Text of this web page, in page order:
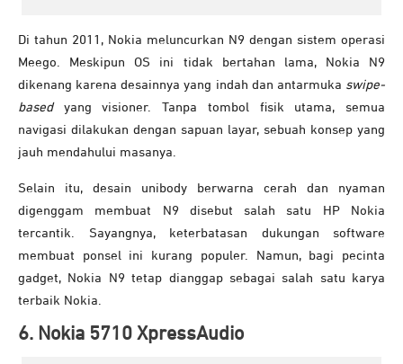
Di tahun 2011, Nokia meluncurkan N9 dengan sistem operasi
Meego. Meskipun OS ini tidak bertahan lama, Nokia N9
dikenang karena desainnya yang indah dan antarmuka swipe-
basedyang visioner. Tanpa tombol fisik utama, semua
navigasi dilakukan dengan sapuan layar, sebuah konsep yang
jauh mendahului masanya.
Selain itu, desain unibody berwarna cerah dan nyaman
digenggam membuat N9 disebut salah satu HP Nokia
tercantik. Sayangnya, keterbatasan dukungan software
membuat ponsel ini kurang populer. Namun, bagi pecinta
gadget, Nokia N9 tetap dianggap sebagai salah satu karya
terbaik Nokia.
6. Nokia 5710 XpressAudio